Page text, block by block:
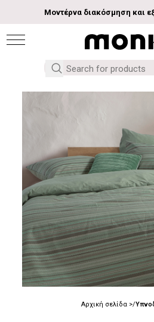
Μοντέρνα διακόσμηση και
Αρχική σελίδα